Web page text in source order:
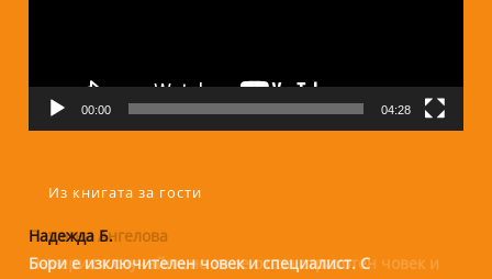
00:00 04:28
Из книгата за гости
Надежда Б.
Бори е изключителен човек и специалист. С